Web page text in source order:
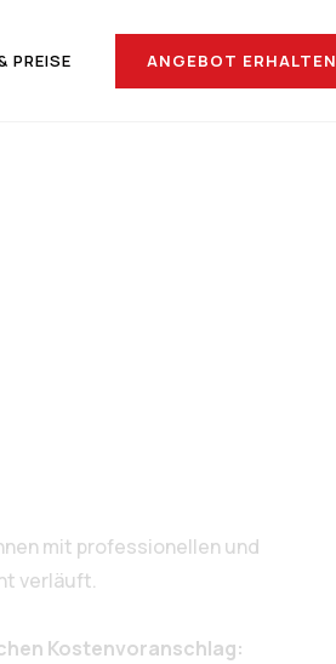
PREISE ANGEBOT ERHALTEN
mit professionellen und
verläuft.
Kostenvoranschlag: